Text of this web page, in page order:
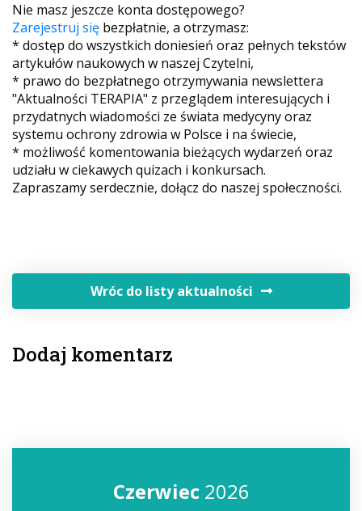
Nie masz jeszcze konta dostępowego?
Zarejestruj się bezpłatnie, a otrzymasz:
* dostęp do wszystkich doniesień oraz pełnych tekstów
artykułów naukowych w naszej Czytelni,
* prawo do bezpłatnego otrzymywania newslettera
"Aktualności TERAPIA" z przeglądem interesujących i
przydatnych wiadomości ze świata medycyny oraz
systemu ochrony zdrowia w Polsce i na świecie,
* możliwość komentowania bieżących wydarzeń oraz
udziału w ciekawych quizach i konkursach.
Zapraszamy serdecznie, dołącz do naszej społeczności.
Wróc do listy aktualności
Dodaj komentarz
Czerwiec2026